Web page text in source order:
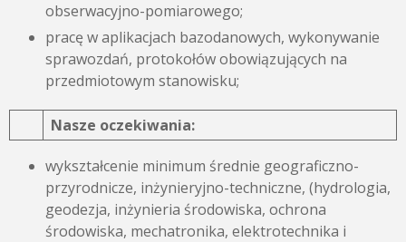
obserwacyjno-pomiarowego;
pracę w aplikacjach bazodanowych, wykonywanie
sprawozdań, protokołów obowiązujących na
przedmiotowym stanowisku;
Nasze oczekiwania:
wykształcenie minimum średnie geograficzno-
przyrodnicze, inżynieryjno-techniczne, (hydrologia,
geodezja, inżynieria środowiska, ochrona
środowiska, mechatronika, elektrotechnika i